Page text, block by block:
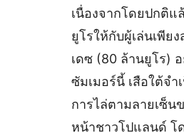
เนื่องจากโดยปกติแ
ยูโรให้กับผู้เล่นเพีย
เดซ (80 ล้านยูโร)
ซัมเมอร์นี้ เสือใต้จ
การไล่ตามลายเซ็
หน้าชาวโปแลนด์ โ